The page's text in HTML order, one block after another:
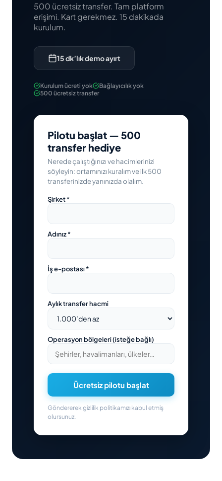
500 ücretsiz transfer. Tam platform
erişimi. Kart gerekmez. 15 dakikada
kurulum.
15 dk’lık demo ayırt
Kurulum ücreti yok
Bağlayıcılık yok
500 ücretsiz transfer
Pilotu başlat — 500
transfer hediye
Nerede çalıştığınızı ve hacimlerinizi
söyleyin: ortamınızı kuralım ve ilk 500
transferinizde yanınızda olalım.
Şirket *
Adınız *
İş e-postası *
Aylık transfer hacmi
Operasyon bölgeleri (isteğe bağlı)
Ücretsiz pilotu başlat
Göndererek gizlilik politikamızı kabul etmiş
olursunuz.